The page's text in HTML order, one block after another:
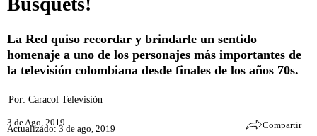
La Red quiso recordar y brindarle un sentido
homenaje a uno de los personajes más importantes de
la televisión colombiana desde finales de los años 70s.
Por: Caracol Televisión
3 de Ago, 2019
Actualizado: 3 de ago, 2019 Compartir